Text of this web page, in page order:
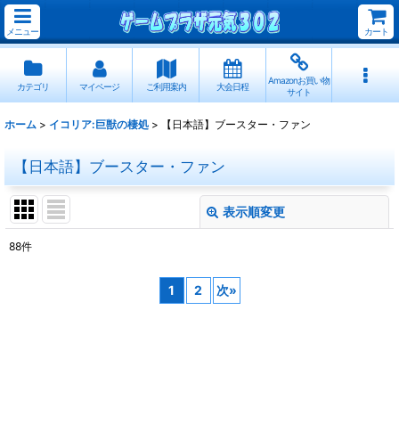
メニュー カート
カテゴリ マイページ ご利用案内 大会日程
Amazonお買い物
サイト
ホーム > イコリア:巨獣の棲処 > 【日本語】ブースター・ファン
【日本語】ブースター・ファン
表示順変更
88件
1 2 次»